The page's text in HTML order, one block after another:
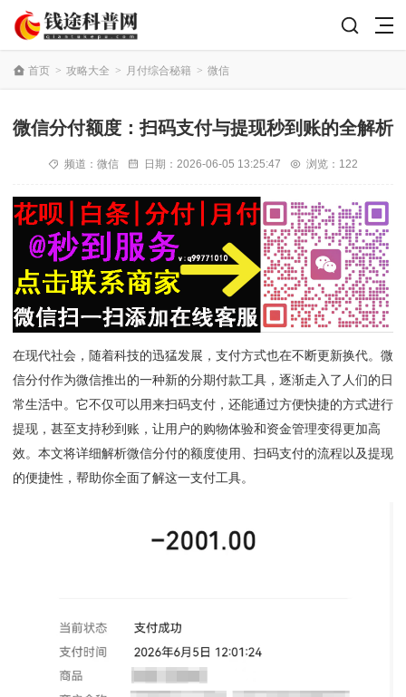
首页 > 攻略大全 > 月付综合秘籍 > 微信
微信分付额度：扫码支付与提现秒到账的全解析
频道： 微信 日期： 2026-06-05 13:25:47 浏览：122
在现代社会，随着科技的迅猛发展，支付方式也在不断更新换代。微
信分付作为微信推出的一种新的分期付款工具，逐渐走入了人们的日
常生活中。它不仅可以用来扫码支付，还能通过方便快捷的方式进行
提现，甚至支持秒到账，让用户的购物体验和资金管理变得更加高
效。本文将详细解析微信分付的额度使用、扫码支付的流程以及提现
的便捷性，帮助你全面了解这一支付工具。